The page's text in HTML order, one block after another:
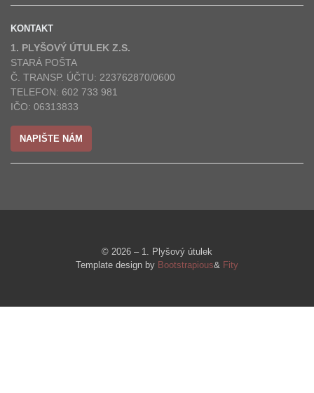
KONTAKT
1. PLYŠOVÝ ÚTULEK Z.S.
STARÁ POŠTA
Č. TRANSP. ÚČTU: 223762870/0600
TELEFON: 602 733 981
IČO: 06313833
NAPIŠTE NÁM
© 2026 – 1. Plyšový útulek
Template design by Bootstrapious& Fity